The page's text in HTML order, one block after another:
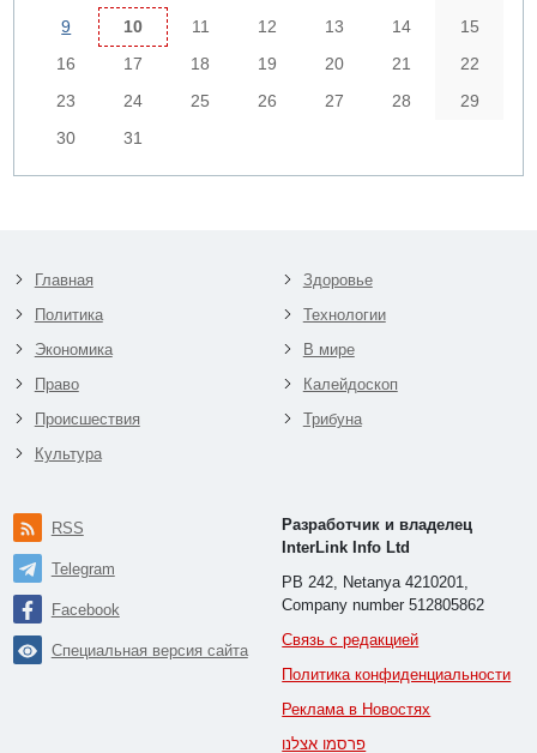
9
10 11 12 13 14
15
16
17 18 19 20 21
22
23
24 25 26 27 28
29
30
31
Главная
Политика
Экономика
Право
Происшествия
Культура
Здоровье
Технологии
В мире
Калейдоскоп
Трибуна
RSS
Telegram
Facebook
Специальная версия сайта
Разработчик и владелец
InterLink Info Ltd
PB 242, Netanya 4210201,
Company number 512805862
Связь с редакцией
Политика конфиденциальности
Реклама в Новостях
פרסמו אצלנו